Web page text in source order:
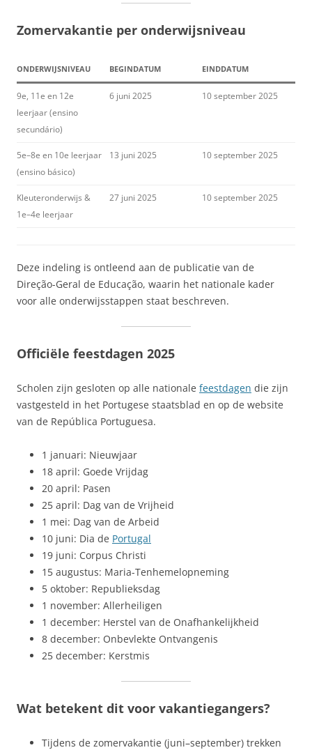
Zomervakantie per onderwijsniveau
ONDERWIJSNIVEAU BEGINDATUM EINDDATUM
9e, 11e en 12e
leerjaar (ensino
secundário)
6 juni 2025 10 september 2025
5e–8e en 10e leerjaar
(ensino básico)
13 juni 2025 10 september 2025
Kleuteronderwijs &
1e–4e leerjaar
27 juni 2025 10 september 2025
Deze indeling is ontleend aan de publicatie van de
Direção-Geral de Educação, waarin het nationale kader
voor alle onderwijsstappen staat beschreven.
Officiële feestdagen 2025
Scholen zijn gesloten op alle nationale feestdagen die zijn
vastgesteld in het Portugese staatsblad en op de website
van de República Portuguesa.
1 januari: Nieuwjaar
18 april: Goede Vrijdag
20 april: Pasen
25 april: Dag van de Vrijheid
1 mei: Dag van de Arbeid
10 juni: Dia de Portugal
19 juni: Corpus Christi
15 augustus: Maria-Tenhemelopneming
5 oktober: Republieksdag
1 november: Allerheiligen
1 december: Herstel van de Onafhankelijkheid
8 december: Onbevlekte Ontvangenis
25 december: Kerstmis
Wat betekent dit voor vakantiegangers?
Tijdens de zomervakantie (juni–september) trekken